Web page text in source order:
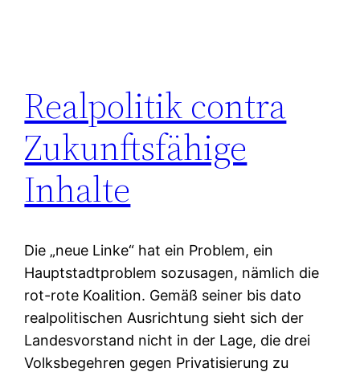
Realpolitik contra
Zukunftsfähige
Inhalte
Die „neue Linke“ hat ein Problem, ein
Hauptstadtproblem sozusagen, nämlich die
rot-rote Koalition. Gemäß seiner bis dato
realpolitischen Ausrichtung sieht sich der
Landesvorstand nicht in der Lage, die drei
Volksbegehren gegen Privatisierung zu